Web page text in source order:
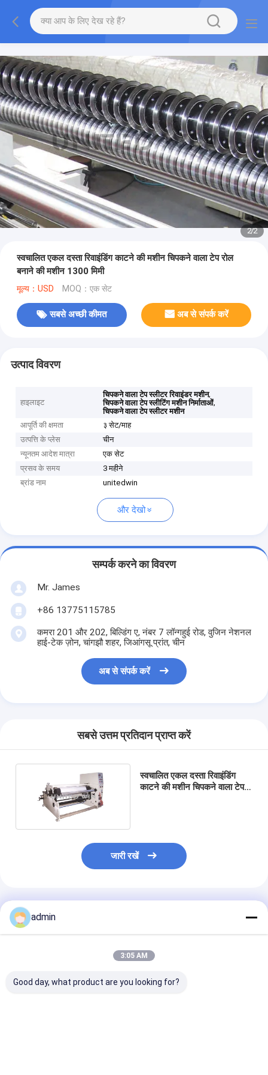
2/2
स्वचालित एकल दस्ता रिवाइंडिंग काटने की मशीन चिपकने वाला टेप रोल
बनाने की मशीन 1300 मिमी
मूल्य：USD MOQ：एक सेट
सबसे अच्छी कीमत अब से संपर्क करें
उत्पाद विवरण
हाइलाइट
चिपकने वाला टेप स्लीटर रिवाइंडर मशीन,
चिपकने वाला टेप स्लीटिंग मशीन निर्माताओं,
चिपकने वाला टेप स्लीटर मशीन
आपूर्ति की क्षमता
३ सेट/माह
उत्पत्ति के प्लेस
चीन
न्यूनतम आदेश मात्रा
एक सेट
प्रसव के समय
3 महीने
ब्रांड नाम
unitedwin
और देखो
सम्पर्क करने का विवरण
Mr. James
+86 13775115785
कमरा 201 और 202, बिल्डिंग ए, नंबर 7 लॉन्गहुई रोड, वुजिन नेशनल
हाई-टेक ज़ोन, चांगझौ शहर, जिआंगसू प्रांत, चीन
अब से संपर्क करें
सबसे उत्तम प्रतिदान प्राप्त करें
स्वचालित एकल दस्ता रिवाइंडिंग
काटने की मशीन चिपकने वाला टेप
जारी रखें
अनुशंसित उत्पाद
admin
3:05 AM
Good day, what product are you looking for?